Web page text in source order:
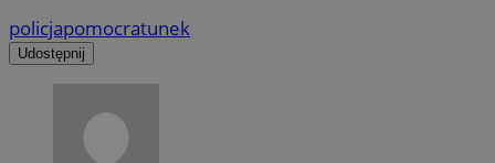
policjapomocratunek
Udostępnij